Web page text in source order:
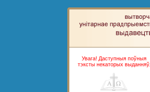
Увага! Даступныя поўныя
тэксты некаторых выданняў.